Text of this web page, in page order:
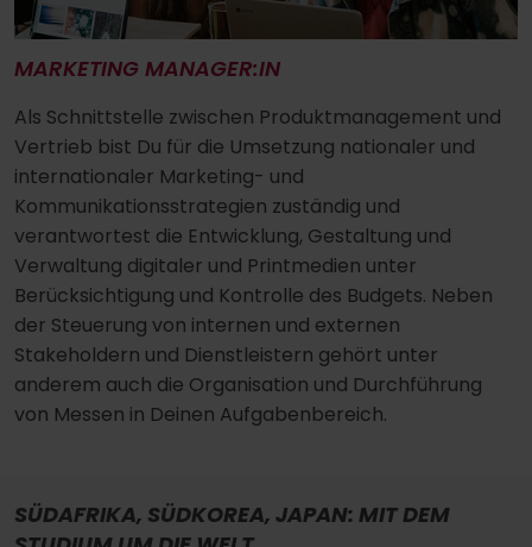
MARKETING MANAGER:IN
Als Schnittstelle zwischen Produktmanagement und
Vertrieb bist Du für die Umsetzung nationaler und
internationaler Marketing- und
Kommunikationsstrategien zuständig und
verantwortest die Entwicklung, Gestaltung und
Verwaltung digitaler und Printmedien unter
Berücksichtigung und Kontrolle des Budgets. Neben
der Steuerung von internen und externen
Stakeholdern und Dienstleistern gehört unter
anderem auch die Organisation und Durchführung
von Messen in Deinen Aufgabenbereich.
SÜDAFRIKA, SÜDKOREA, JAPAN: MIT DEM